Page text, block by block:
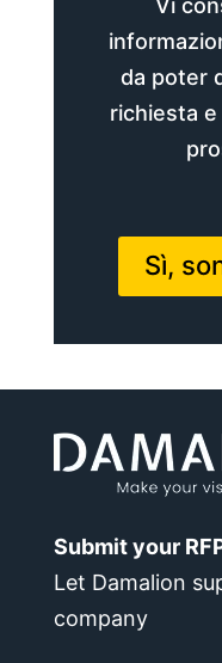
da poter
richiesta
Sì,
Submit your
Let Damalion
company